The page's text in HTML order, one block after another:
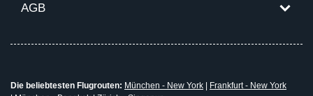
AGB
Die beliebtesten Flugrouten: München - New York
Frankfurt - New York